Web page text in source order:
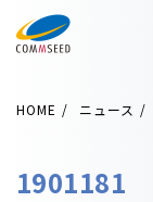
HOME ニュース
1901181